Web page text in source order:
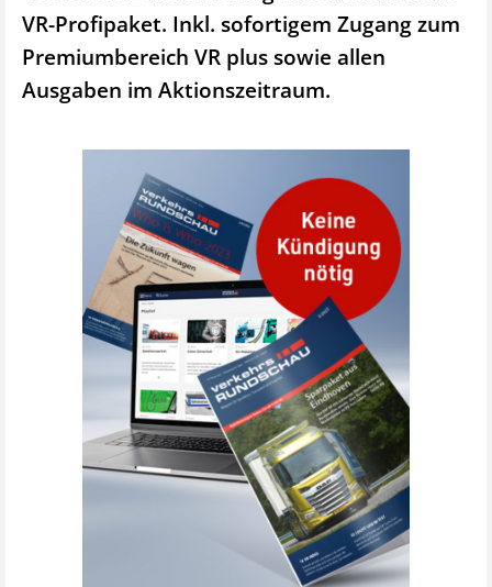
VR-Profipaket. Inkl. sofortigem Zugang zum
Premiumbereich VR plus sowie allen
Ausgaben im Aktionszeitraum.